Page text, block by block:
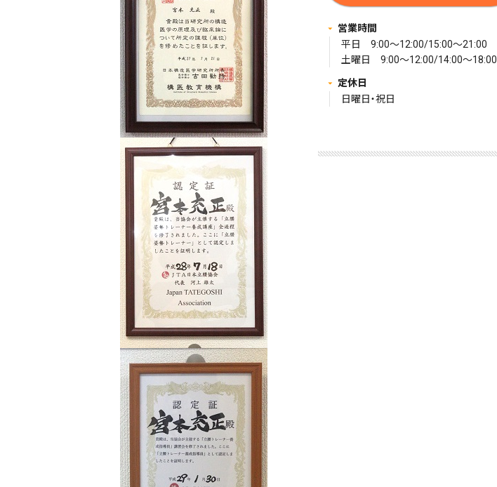
営業時間
平日 9:00～12:00/15:00～21:00
土曜日 9:00～12:00/14:00～18:00
定休日
日曜日・祝日
め臨時休業となります。
1/20(火)より通常営業となります。
研修により、さらにバージョンアッ
プして施術の質を上げてまいりま
期待してお待ちください！
皆様のご理解の程よろしくお願いい
たします。
2025.12.28
2025年12月28日㈰～2026年1月4
日㈰まで冬期休業させていただき
ます。
皆様のご理解の程、よろしくお願い
いたします。
2021.05.11
【重要】新型コロナウイルス感
染に対する宮本ケアセンター
の対応方針について
いつもご利用ありがとうございます。
宮本ケアセンターの院長の宮本で
す。
宮本ケアセンターでは、安心して施
術を受けていただくための対策を
徹底しております。
詳しくは「院長日記」をご覧くださ
い。